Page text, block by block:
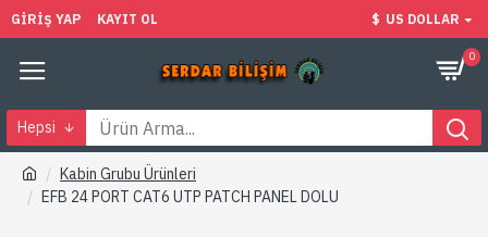
GIRIŞ YAP KAYIT OL $ US DOLLAR
0
Hepsi
Kabin Grubu Ürünleri
EFB 24 PORT CAT6 UTP PATCH PANEL DOLU